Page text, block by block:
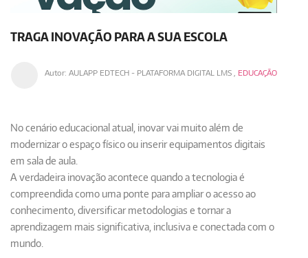
TRAGA INOVAÇÃO PARA A SUA ESCOLA
Autor: AULAPP EDTECH - PLATAFORMA DIGITAL LMS, EDUCAÇÃO
No cenário educacional atual, inovar vai muito além de
modernizar o espaço físico ou inserir equipamentos digitais
em sala de aula.
A verdadeira inovação acontece quando a tecnologia é
compreendida como uma ponte para ampliar o acesso ao
conhecimento, diversificar metodologias e tornar a
aprendizagem mais significativa, inclusiva e conectada com o
mundo.